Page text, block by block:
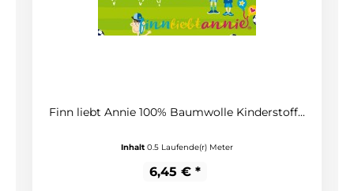
Finn liebt Annie 100% Baumwolle Kinderstoff...
Inhalt 0.5 Laufende(r) Meter
6,45 € *